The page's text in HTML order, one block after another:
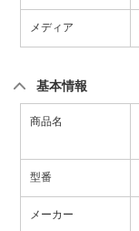
メディア
基本情報
商品名
型番
メーカー